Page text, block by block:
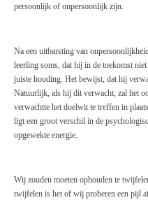
persoonlijk of onpersoonlijk zijn.
Na een uitbarsting van
leerling soms, dat hij in de toekomst
juiste houding. Het bewijst, dat hij
Natuurlijk, als hij dit verwacht, zal het
verwachtte het doelwit te treffen in
ligt een groot verschil in de
opgewekte energie.
Wij zouden moeten ophouden te
twijfelen is het of wij proberen een pijl